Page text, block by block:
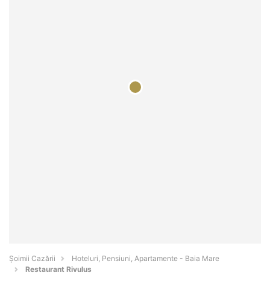
Șoimii Cazării
Hoteluri, Pensiuni, Apartamente - Baia Mare
Restaurant Rivulus